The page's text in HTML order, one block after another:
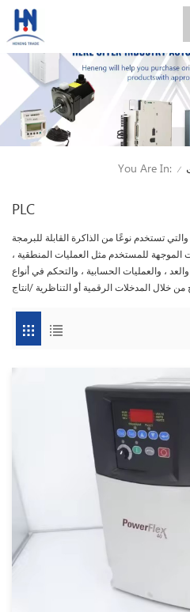
You Are In: /
PLC
تستخدم نوعًا من الذاكرة القابلة للبرمجة
الموجهة للمستخدم مثل العمليات المنطقية ،
، والعمليات الحسابية ، والتحكم في أنواع